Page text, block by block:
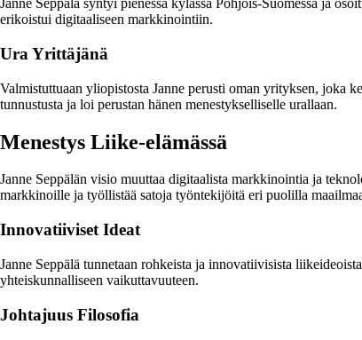
Janne Seppälä syntyi pienessä kylässä Pohjois-Suomessa ja
erikoistui digitaaliseen markkinointiin.
Ura Yrittäjänä
Valmistuttuaan yliopistosta Janne perusti oman yrityksen, joka
tunnustusta ja loi perustan hänen menestykselliselle urallaan.
Menestys Liike-elämässä
Janne Seppälän visio muuttaa digitaalista markkinointia ja
markkinoille ja työllistää satoja työntekijöitä eri puolilla
Innovatiiviset Ideat
Janne Seppälä tunnetaan rohkeista ja innovatiivisista
yhteiskunnalliseen vaikuttavuuteen.
Johtajuus Filosofia